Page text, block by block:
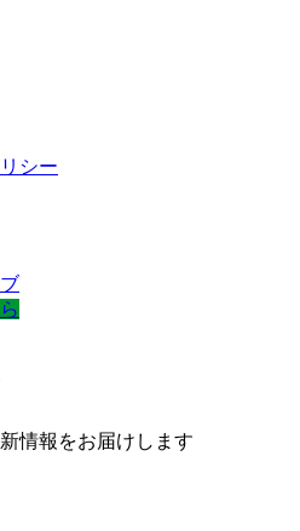
シー
情報をお届けします